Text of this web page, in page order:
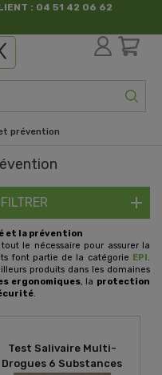
: 04 51 42 06 62
prévention
FILTRER
et la prévention
le nécessaire pour assurer la
font partie de la catégorie EPI
produits dans les domaines
ergonomiques, la protection
Test Salivaire Multi-
Drogues 6 Substances